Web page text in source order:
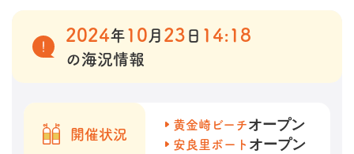
2024年 10 月 23 日 14:18
の海況情報
開催状況
黄金崎ビーチオープン
安良里ボート オープン